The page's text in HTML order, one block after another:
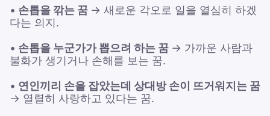
• 손톱을 깎는 꿈 → 새로운 각오로 일을 열심히 하겠
다는 의지.
• 손톱을 누군가가 뽑으려 하는 꿈 → 가까운 사람과
불화가 생기거나 손해를 보는 꿈.
• 연인끼리 손을 잡았는데 상대방 손이 뜨거워지는 꿈
→ 열렬히 사랑하고 있다는 꿈.